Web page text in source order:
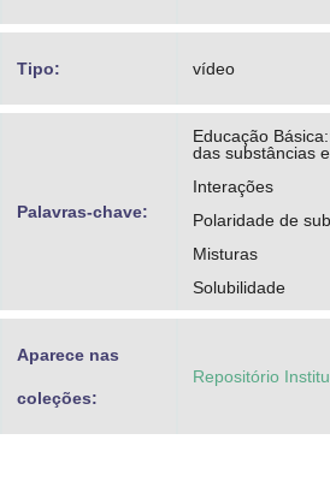
Tipo: vídeo
Palavras-chave:
Educação
das substâncias
Interações
Polaridade de
Misturas
Solubilidade
Aparece nas
coleções:
Repositório